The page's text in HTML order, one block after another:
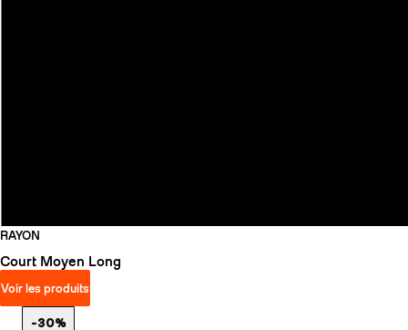
RAYON
Court Moyen Long
Voir les produits
-30%